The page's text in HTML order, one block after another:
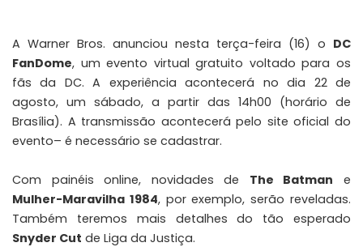
A Warner Bros. anunciou nesta terça-feira (16) o DC
FanDome, um evento virtual gratuito voltado para os
fãs da DC. A experiência acontecerá no dia 22 de
agosto, um sábado, a partir das 14h00 (horário de
Brasília). A transmissão acontecerá pelo site oficial do
evento– é necessário se cadastrar.
Com painéis online, novidades de The Batman e
Mulher-Maravilha 1984, por exemplo, serão reveladas.
Também teremos mais detalhes do tão esperado
Snyder Cut de Liga da Justiça.